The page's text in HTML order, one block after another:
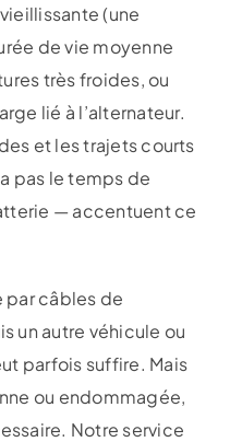
(une
de vie moyenne
très froides, ou
lié à l’alternateur.
et les trajets courts
pas le temps de
— accentuent ce
par câbles de
un autre véhicule ou
parfois suffire. Mais
ou endommagée,
Notre service